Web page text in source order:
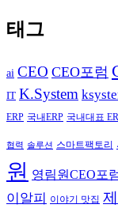
태그
ai CEO CEO포럼
IT K.System
ERP 국내ERP 국내대표
협력 솔루션 스마트팩토리
원 영림원CEO포
이알피 이야기 맛집